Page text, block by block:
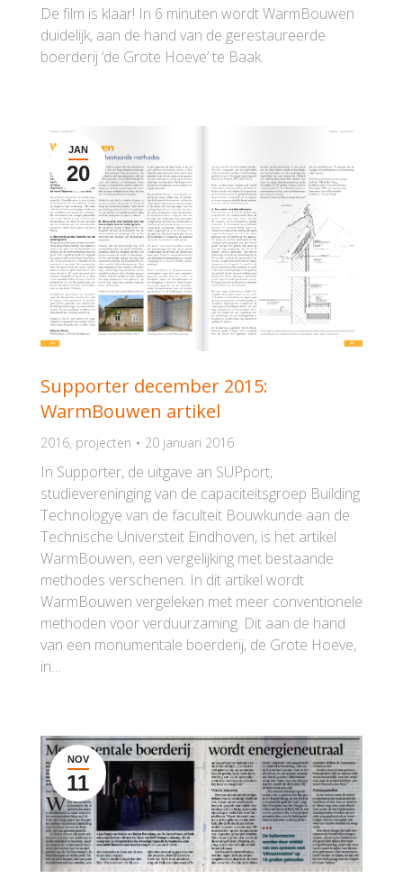
De film is klaar! In 6 minuten wordt WarmBouwen
duidelijk, aan de hand van de gerestaureerde
boerderij ‘de Grote Hoeve’ te Baak.
JAN
20
Supporter december 2015:
WarmBouwen artikel
2016, projecten 20 januari 2016
In Supporter, de uitgave an SUPport,
studievereninging van de capaciteitsgroep Building
Technologye van de faculteit Bouwkunde aan de
Technische Universteit Eindhoven, is het artikel
WarmBouwen, een vergelijking met bestaande
methodes verschenen. In dit artikel wordt
WarmBouwen vergeleken met meer conventionele
methoden voor verduurzaming. Dit aan de hand
van een monumentale boerderij, de Grote Hoeve,
in…
NOV
11